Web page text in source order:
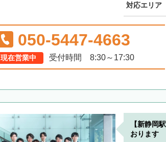
対応エリア
050-5447-4663
現在営業中 受付時間 8:30～17:30
【新静岡
おります